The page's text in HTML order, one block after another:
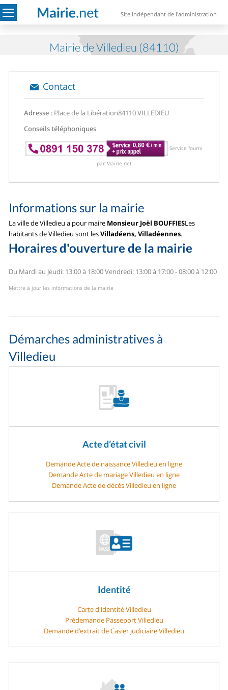
Site indépendant de l'administration
Mairie de Villedieu (84110)
Contact
Adresse : Place de la Libération84110 VILLEDIEU
Conseils téléphoniques
Service fourni
par Mairie.net
Informations sur la mairie
La ville de Villedieu a pour maire Monsieur Joël BOUFFIESLes
habitants de Villedieu sont lesVilladéens, Villadéennes.
Horaires d'ouverture de la mairie
Du Mardi au Jeudi: 13:00 à 18:00Vendredi: 13:00 à 17:00 - 08:00 à 12:00
Mettre à jour les informations de la mairie
Démarches administratives à
Villedieu
Acte d’état civil
Demande Acte de naissance Villedieu en ligne
Demande Acte de mariage Villedieu en ligne
Demande Acte de décès Villedieu en ligne
Identité
Carte d'identité Villedieu
Prédemande Passeport Villedieu
Demande d’extrait de Casier judiciaire Villedieu